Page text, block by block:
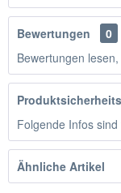
Bewertungen
0
Bewertungen
Folgende Infos
Ähnliche Artikel